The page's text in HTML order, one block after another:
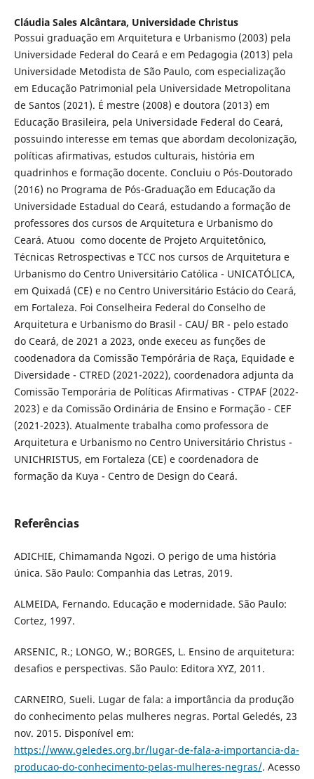
Cláudia Sales Alcântara, Universidade Christus
Possui graduação em Arquitetura e Urbanismo (2003) pela
Universidade Federal do Ceará e em Pedagogia (2013) pela
Universidade Metodista de São Paulo, com especialização
em Educação Patrimonial pela Universidade Metropolitana
de Santos (2021). É mestre (2008) e doutora (2013) em
Educação Brasileira, pela Universidade Federal do Ceará,
possuindo interesse em temas que abordam decolonização,
políticas afirmativas, estudos culturais, história em
quadrinhos e formação docente. Concluiu o Pós-Doutorado
(2016) no Programa de Pós-Graduação em Educação da
Universidade Estadual do Ceará, estudando a formação de
professores dos cursos de Arquitetura e Urbanismo do
Ceará. Atuou como docente de Projeto Arquitetônico,
Técnicas Retrospectivas e TCC nos cursos de Arquitetura e
Urbanismo do Centro Universitário Católica - UNICATÓLICA,
em Quixadá (CE) e no Centro Universitário Estácio do Ceará,
em Fortaleza. Foi Conselheira Federal do Conselho de
Arquitetura e Urbanismo do Brasil - CAU/ BR - pelo estado
do Ceará, de 2021 a 2023, onde execeu as funções de
coodenadora da Comissão Tempórária de Raça, Equidade e
Diversidade - CTRED (2021-2022), coordenadora adjunta da
Comissão Temporária de Políticas Afirmativas - CTPAF (2022-
2023) e da Comissão Ordinária de Ensino e Formação - CEF
(2021-2023). Atualmente trabalha como professora de
Arquitetura e Urbanismo no Centro Universitário Christus -
UNICHRISTUS, em Fortaleza (CE) e coordenadora de
formação da Kuya - Centro de Design do Ceará.
Referências
ADICHIE, Chimamanda Ngozi. O perigo de uma história
única. São Paulo: Companhia das Letras, 2019.
ALMEIDA, Fernando. Educação e modernidade. São Paulo:
Cortez, 1997.
ARSENIC, R.; LONGO, W.; BORGES, L. Ensino de arquitetura:
desafios e perspectivas. São Paulo: Editora XYZ, 2011.
CARNEIRO, Sueli. Lugar de fala: a importância da produção
do conhecimento pelas mulheres negras. Portal Geledés, 23
nov. 2015. Disponível em:
https://www.geledes.org.br/lugar-de-fala-a-importancia-da-
producao-do-conhecimento-pelas-mulheres-negras/. Acesso